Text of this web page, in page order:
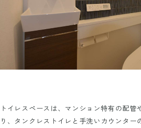
トイレスペースは、マンション特有の配管
り、タンクレストイレと手洗いカウンター